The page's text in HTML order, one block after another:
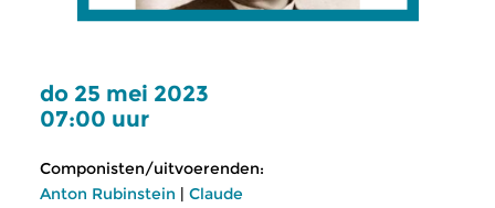
do 25 mei 2023
07:00 uur
Componisten/uitvoerenden:
Anton Rubinstein | Claude